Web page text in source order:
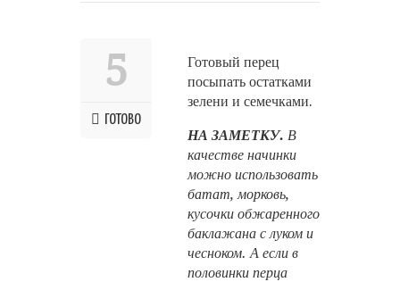
5
ГОТОВО
Готовый перец
посыпать остатками
зелени и семечками.
НА ЗАМЕТКУ. В
качестве начинки
можно использовать
батат, морковь,
кусочки обжаренного
баклажана с луком и
чесноком. А если в
половинки перца